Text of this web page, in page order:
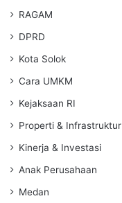
RAGAM
DPRD
Kota Solok
Cara UMKM
Kejaksaan RI
Properti & Infrastruktur
Kinerja & Investasi
Anak Perusahaan
Medan